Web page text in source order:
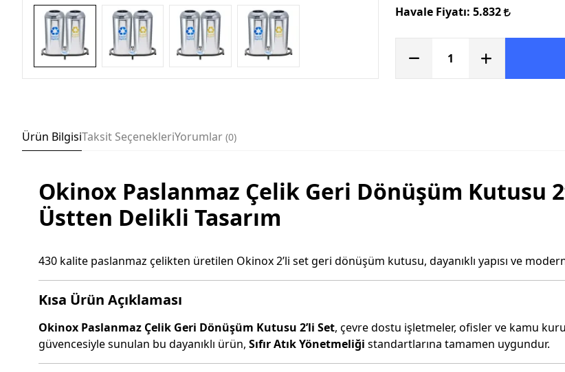
Havale Fiyatı:5.832
Ürün BilgisiTaksit SeçenekleriYorumlar 0
Okinox Paslanmaz Çelik Geri Dönüşüm Kutusu
Üstten Delikli Tasarım
430 kalite paslanmaz çelikten üretilen Okinox 2’li set geri dönüşüm kutusu, dayanıklı yapısı ve
Kısa Ürün Açıklaması
Okinox Paslanmaz Çelik Geri Dönüşüm Kutusu 2’li Set, çevre dostu işletmeler, ofisler ve kamu
güvencesiyle sunulan bu dayanıklı ürün, Sıfır Atık Yönetmeliği standartlarına tamamen uygundur.